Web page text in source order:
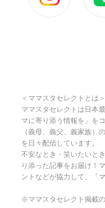
＜ママスタセレクトとは＞
ママスタセレクトは日本
マに寄り添う情報を」を
（義母、義父、義家族）
を日々配信しています。
不安なとき・笑いたいと
り添った記事をお届け！
ントなどが協力して、「
※ママスタセレクト掲載